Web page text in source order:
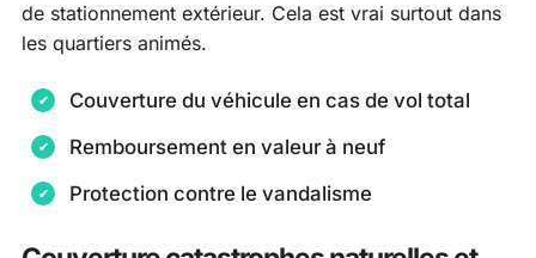
de stationnement extérieur. Cela est vrai surtout dans
les quartiers animés.
Couverture du véhicule en cas de vol total
Remboursement en valeur à neuf
Protection contre le vandalisme